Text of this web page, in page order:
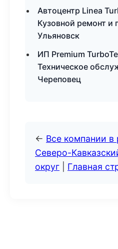
Автоцентр Linea
Кузовной ремонт и
Ульяновск
ИП Premium
Техническое
Череповец
← Все компании в
Северо-
округ
Главная